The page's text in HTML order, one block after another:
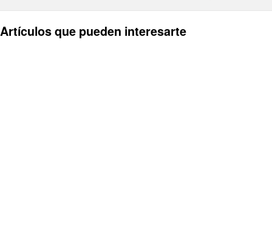
Artículos que pueden interesarte